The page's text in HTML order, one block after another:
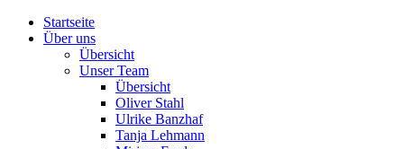
Startseite
Über uns
Übersicht
Unser Team
Übersicht
Oliver Stahl
Ulrike Banzhaf
Tanja Lehmann